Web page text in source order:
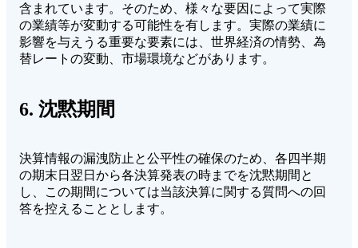
含まれています。そのため、様々な要因によって実際
の業績等が変動する可能性を有します。実際の業績に
影響を与えうる重要な要素には、世界経済の情勢、為
替レートの変動、市場環境などがあります。
6. 沈黙期間
決算情報の漏洩防止と公平性の確保のため、各四半期
の期末日翌日から各決算発表の時までを沈黙期間と
し、この期間については当該決算に関する質問への回
答を控えることとします。